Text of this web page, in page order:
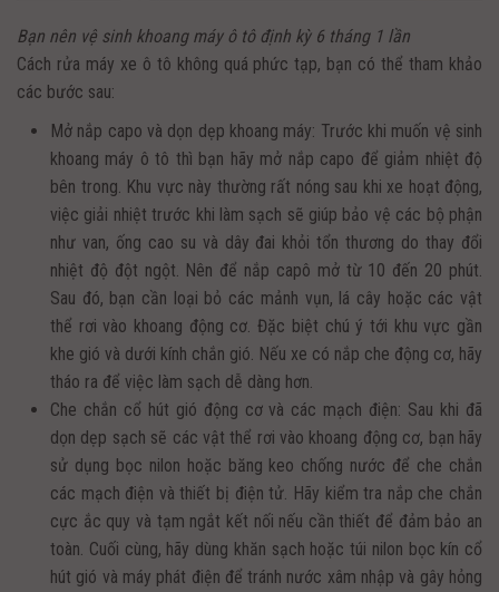
Bạn nên vệ sinh khoang máy ô tô định kỳ 6 tháng 1 lần
Cách rửa máy xe ô tô không quá phức tạp, bạn có thể tham khảo
các bước sau:
Mở nắp capo và dọn dẹp khoang máy: Trước khi muốn vệ sinh
khoang máy ô tô thì bạn hãy mở nắp capo để giảm nhiệt độ
bên trong. Khu vực này thường rất nóng sau khi xe hoạt động,
việc giải nhiệt trước khi làm sạch sẽ giúp bảo vệ các bộ phận
như van, ống cao su và dây đai khỏi tổn thương do thay đổi
nhiệt độ đột ngột. Nên để nắp capô mở từ 10 đến 20 phút.
Sau đó, bạn cần loại bỏ các mảnh vụn, lá cây hoặc các vật
thể rơi vào khoang động cơ. Đặc biệt chú ý tới khu vực gần
khe gió và dưới kính chắn gió. Nếu xe có nắp che động cơ, hãy
tháo ra để việc làm sạch dễ dàng hơn.
Che chắn cổ hút gió động cơ và các mạch điện: Sau khi đã
dọn dẹp sạch sẽ các vật thể rơi vào khoang động cơ, bạn hãy
sử dụng bọc nilon hoặc băng keo chống nước để che chắn
các mạch điện và thiết bị điện tử. Hãy kiểm tra nắp che chắn
cực ắc quy và tạm ngắt kết nối nếu cần thiết để đảm bảo an
toàn. Cuối cùng, hãy dùng khăn sạch hoặc túi nilon bọc kín cổ
hút gió và máy phát điện để tránh nước xâm nhập và gây hỏng